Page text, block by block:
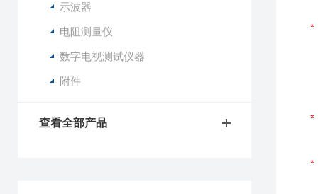
示波器
电阻测量仪
数字电视测试仪器
附件
查看全部产品